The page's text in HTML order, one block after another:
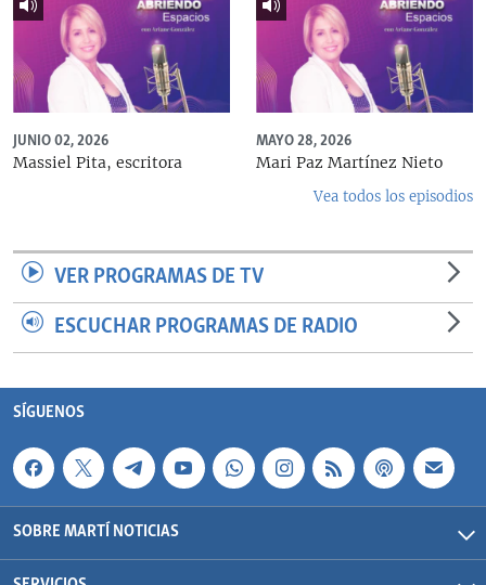
JUNIO 02, 2026
Massiel Pita, escritora
MAYO 28, 2026
Mari Paz Martínez Nieto
Vea todos los episodios
VER PROGRAMAS DE TV
ESCUCHAR PROGRAMAS DE RADIO
SÍGUENOS
SOBRE MARTÍ NOTICIAS